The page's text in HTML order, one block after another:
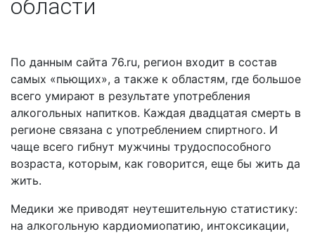
области
По данным сайта 76.ru, регион входит в состав
самых «пьющих», а также к областям, где большое
всего умирают в результате употребления
алкогольных напитков. Каждая двадцатая смерть в
регионе связана с употреблением спиртного. И
чаще всего гибнут мужчины трудоспособного
возраста, которым, как говорится, еще бы жить да
жить.
Медики же приводят неутешительную статистику:
на алкогольную кардиомиопатию, интоксикации,